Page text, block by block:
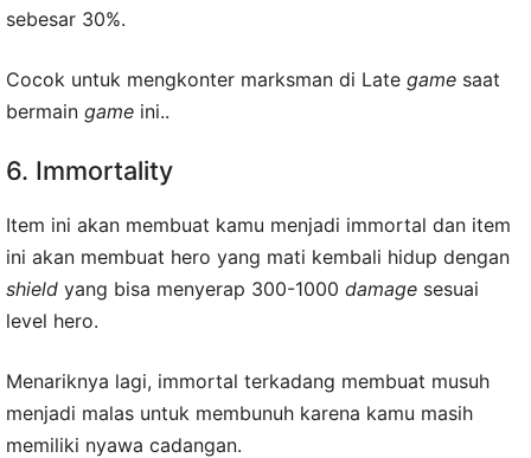
sebesar 30%.
Cocok untuk mengkonter marksman di Late game saat
bermain game ini..
6. Immortality
Item ini akan membuat kamu menjadi immortal dan item
ini akan membuat hero yang mati kembali hidup dengan
shield yang bisa menyerap 300-1000 damage sesuai
level hero.
Menariknya lagi, immortal terkadang membuat musuh
menjadi malas untuk membunuh karena kamu masih
memiliki nyawa cadangan.